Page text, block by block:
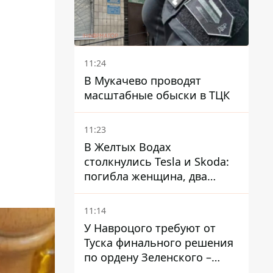
11:24
В Мукачево проводят
масштабные обыски в ТЦК
11:23
В Желтых Водах
столкнулись Tesla и Skoda:
погибла женщина, два
человека пострадали
11:14
У Навроцого требуют от
Туска финального решения
по ордену Зеленского –